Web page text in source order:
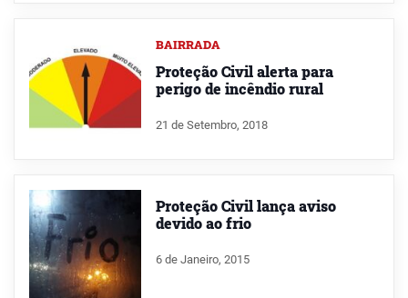
BAIRRADA
Proteção Civil alerta para
perigo de incêndio rural
21 de Setembro, 2018
Proteção Civil lança aviso
devido ao frio
6 de Janeiro, 2015